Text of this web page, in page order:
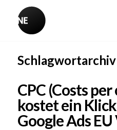
CPC (Costs
kostet ein
Google Ads